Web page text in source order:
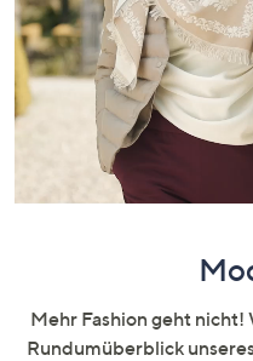
wischen
Sie
auf
Touch-
anzuzeigen.
Mehr Fashion geht
Rundumüberblick